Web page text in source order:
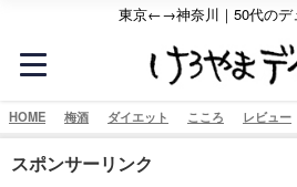
東京←→神奈川｜50代のデ
HOME 梅酒 ダイエット こころ レビュー
スポンサーリンク